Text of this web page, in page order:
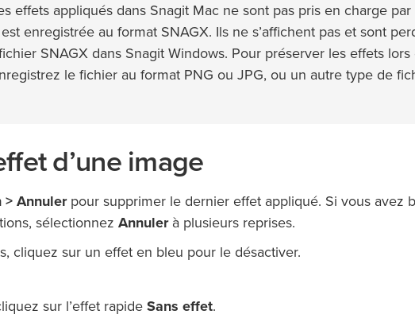
effets appliqués dans Snagit Mac ne sont pas pris en charge par
enregistrée au format SNAGX. Ils ne s’affichent pas et sont
SNAGX dans Snagit Windows. Pour préserver les effets lors
le fichier au format PNG ou JPG, ou un autre type de
d’une image
> Annulerpour supprimer le dernier effet appliqué. Si vous avez
sélectionnez Annulerà plusieurs reprises.
cliquez sur un effet en bleu pour le désactiver.
sur l’effet rapide Sans effet.